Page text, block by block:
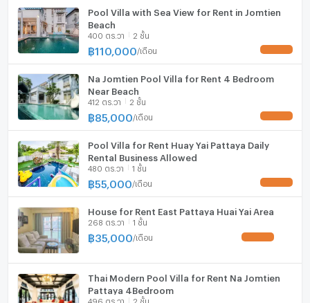
Pool Villa with Sea View for Rent in Jomtien
Beach
400 ตร.วา 2 ชั้น
฿110,000 /เดือน
Na Jomtien Pool Villa for Rent 4 Bedroom
Near Beach
412 ตร.วา 2 ชั้น
฿85,000 /เดือน
Pool Villa for Rent Huay Yai Pattaya Daily
Rental Business Allowed
480 ตร.วา 1 ชั้น
฿55,000 /เดือน
House for Rent East Pattaya Huai Yai Area
268 ตร.วา 1 ชั้น
฿35,000 /เดือน
Thai Modern Pool Villa for Rent Na Jomtien
Pattaya 4Bedroom
496 ตร.วา 2 ชั้น